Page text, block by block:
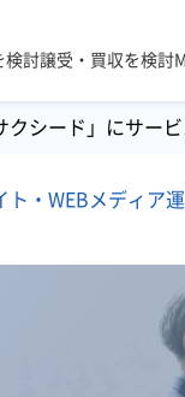
検討譲受・買収を検討
シード」にサー
ト・WEBメディア